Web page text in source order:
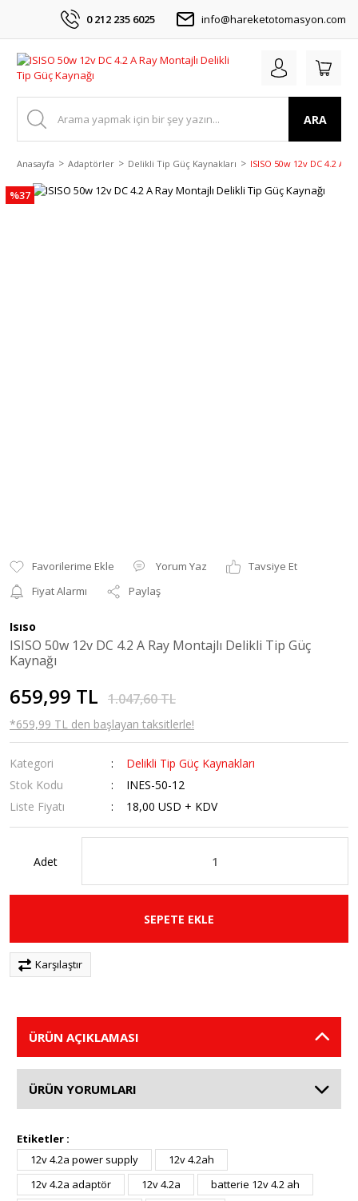
0 212 235 6025 info@hareketotomasyon.com
ARA
Anasayfa Adaptörler Delikli Tip Güç Kaynakları ISISO 50w 12v DC 4.2 A
%37
Yorum Yaz
Tavsiye Et
Fiyat Alarmı
Paylaş
Isıso
ISISO 50w 12v DC 4.2 A Ray Montajlı Delikli Tip Güç
Kaynağı
659,99 TL 1.047,60 TL
*659,99 TL den başlayan taksitlerle!
Kategori
Delikli Tip Güç Kaynakları
Stok Kodu
INES-50-12
Liste Fiyatı
18,00 USD + KDV
Adet
SEPETE EKLE
Karşılaştır
ÜRÜN AÇIKLAMASI
ÜRÜN YORUMLARI
Etiketler :
12v 4.2a power supply
12v 4.2ah
12v 4.2a adaptör
12v 4.2a
batterie 12v 4.2 ah